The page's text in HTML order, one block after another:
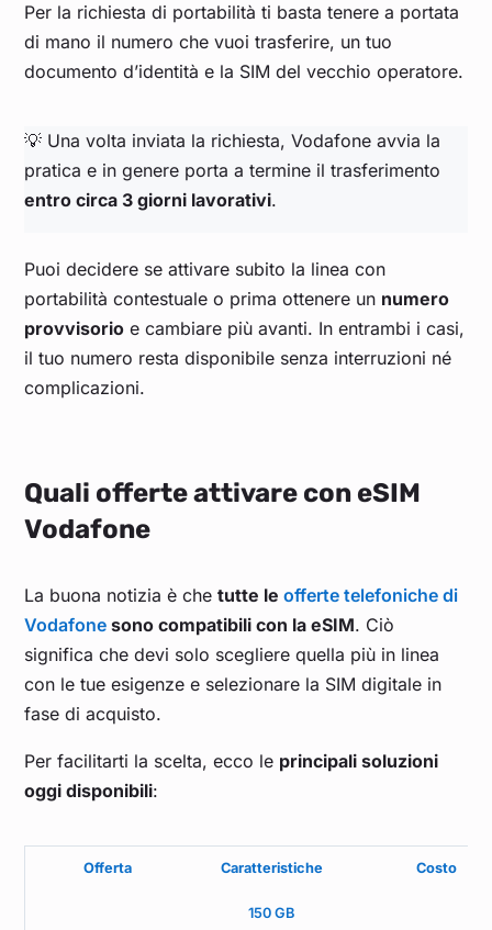
Per la richiesta di portabilità ti basta tenere a portata
di mano il numero che vuoi trasferire, un tuo
documento d’identità e la SIM del vecchio operatore.
💡 Una volta inviata la richiesta, Vodafone avvia la
pratica e in genere porta a termine il trasferimento
entro circa 3 giorni lavorativi.
Puoi decidere se attivare subito la linea con
portabilità contestuale o prima ottenere un numero
provvisorio e cambiare più avanti. In entrambi i casi,
il tuo numero resta disponibile senza interruzioni né
complicazioni.
Quali offerte attivare con eSIM
Vodafone
La buona notizia è chetutte leofferte telefoniche di
Vodafone sono compatibili con la eSIM. Ciò
significa che devi solo scegliere quella più in linea
con le tue esigenze e selezionare la SIM digitale in
fase di acquisto.
Per facilitarti la scelta, ecco le principali soluzioni
oggi disponibili:
Offerta Caratteristiche Costo
150 GB